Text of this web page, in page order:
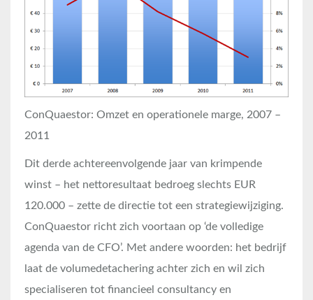
ConQuaestor: Omzet en operationele marge, 2007 –
2011
Dit derde achtereenvolgende jaar van krimpende
winst – het nettoresultaat bedroeg slechts EUR
120.000 – zette de directie tot een strategiewijziging.
ConQuaestor richt zich voortaan op ‘de volledige
agenda van de CFO’. Met andere woorden: het bedrijf
laat de volumedetachering achter zich en wil zich
specialiseren tot financieel consultancy en